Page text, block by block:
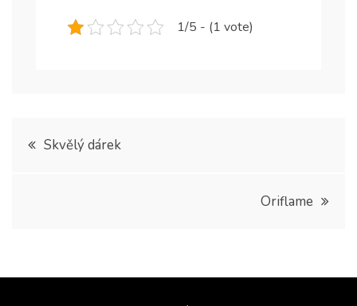
1/5 - (1 vote)
Navigace
Skvělý dárek
Oriflame